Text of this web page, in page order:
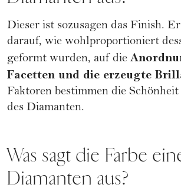
Dieser ist sozusagen das Finish.
darauf, wie wohlproportioniert
geformt wurden, auf die
Facetten und die erzeugte
Faktoren bestimmen die
des Diamanten.
Was sagt die Farbe
Diamanten aus?